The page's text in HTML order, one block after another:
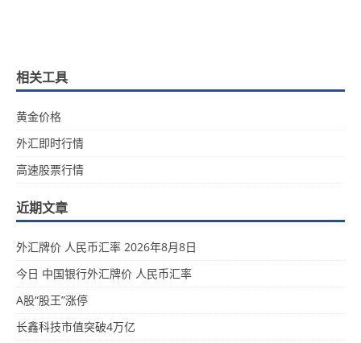
相关工具
黄金价格
外汇即时行情
高速股票行情
近期文章
外汇牌价 人民币汇率 2026年8月8日
今日 中国银行外汇牌价 人民币汇率
A股“股王”涨停
长鑫科技市值突破4万亿